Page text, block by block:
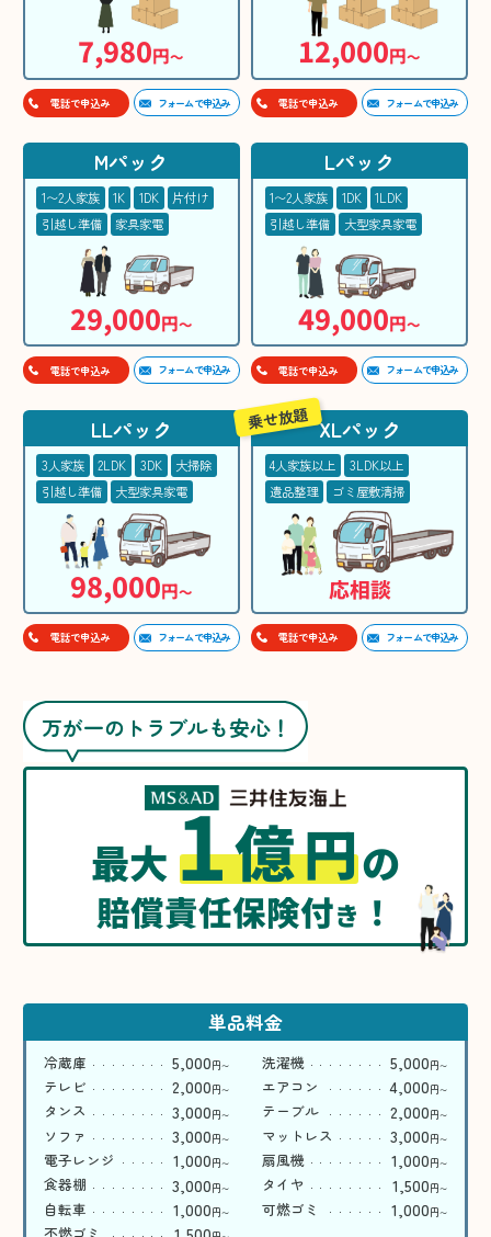
7,980円〜
電話で申込み フォームで申込み
12,000円〜
電話で申込み フォームで申込み
Mパック
1〜2人家族 1K 1DK
片付け
引越し準備
家具家電
29,000円〜
電話で申込み フォームで申込み
Lパック
1〜2人家族 1DK
1LDK
引越し準備
大型家具家電
49,000円〜
電話で申込み フォームで申込み
LLパック
3人家族 2LDK 3DK
大掃除
引越し準備
大型家具家電
98,000円〜
電話で申込み フォームで申込み
XLパック
4人家族以上
3LDK以上
遺品整理
ゴミ屋敷清掃
応相談
乗せ放題
電話で申込み フォームで申込み
万が一のトラブルも安心！
最大1億円の
賠償責任保険付き ！
単品料金
冷蔵庫 5,000円〜 洗濯機 5,000円〜
テレビ 2,000円〜 エアコン 4,000円〜
タンス 3,000円〜 テーブル 2,000円〜
ソファ 3,000円〜 マットレス 3,000円〜
電子レンジ 1,000円〜 扇風機 1,000円〜
食器棚 3,000円〜 タイヤ 1,500円〜
自転車 1,000円〜 可燃ゴミ 1,000円〜